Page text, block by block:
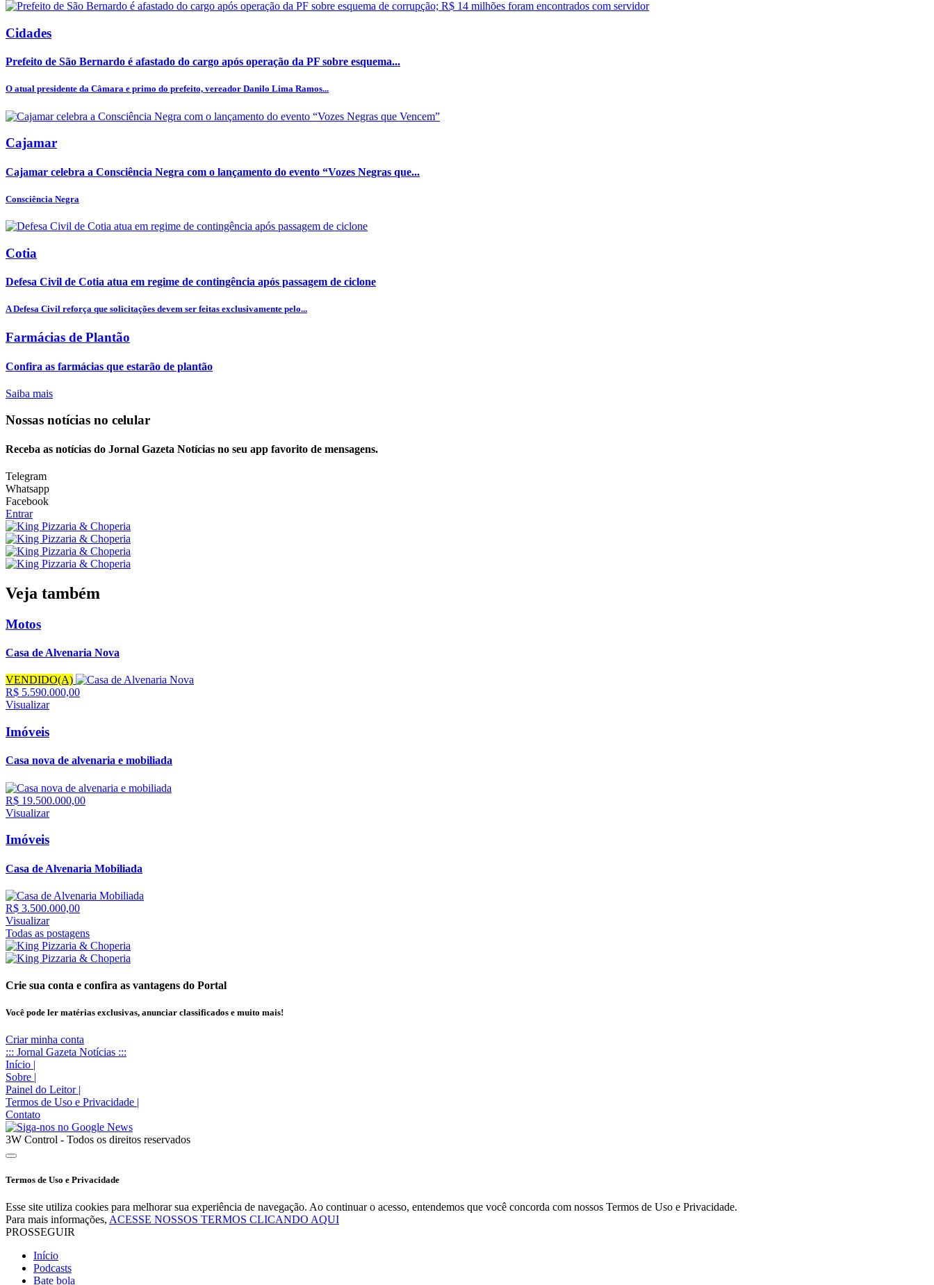
Cidades
Prefeito de São Bernardo é afastado do cargo após operação da PF sobre esquema...
O atual presidente da Câmara e primo do prefeito, vereador Danilo Lima Ramos...
Cajamar
Cajamar celebra a Consciência Negra com o lançamento do evento “Vozes Negras que...
Consciência Negra
Cotia
Defesa Civil de Cotia atua em regime de contingência após passagem de ciclone
A Defesa Civil reforça que solicitações devem ser feitas exclusivamente pelo...
Farmácias de Plantão
Confira as farmácias que estarão de plantão
Saiba mais
Nossas notícias no celular
Receba as notícias do Jornal Gazeta Notícias no seu app favorito de mensagens.
Telegram
Whatsapp
Facebook
Entrar
Veja também
Motos
Casa de Alvenaria Nova
VENDIDO(A)
R$ 5.590.000,00
Visualizar
Imóveis
Casa nova de alvenaria e mobiliada
R$ 19.500.000,00
Visualizar
Imóveis
Casa de Alvenaria Mobiliada
R$ 3.500.000,00
Visualizar
Todas as postagens
Crie sua conta e confira as vantagens do Portal
Você pode ler matérias exclusivas, anunciar classificados e muito mais!
Criar minha conta
::: Jornal Gazeta Notícias :::
Início
Sobre
Painel do Leitor
Termos de Uso e Privacidade
Contato
3W Control - Todos os direitos reservados
Termos de Uso e Privacidade
Esse site utiliza cookies para melhorar sua experiência de navegação. Ao continuar o acesso, entendemos que você concorda com nossos Termos de Uso e Privacidade.
Para mais informações, ACESSE NOSSOS TERMOS CLICANDO AQUI
PROSSEGUIR
Início
Podcasts
Bate bola